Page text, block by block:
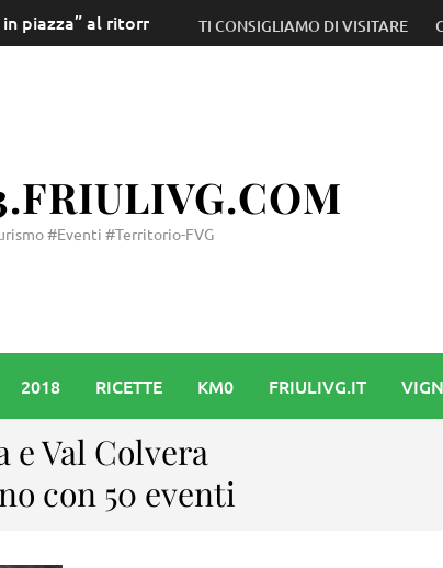
piazza” al ritorno della gubana gigante: grande
TI CONSIGLIAMO DI VISITARE
#Eventi #Territorio-FVG
2018 RICETTE KM0 FRIULIVG.IT
Val Colvera
con 50 eventi